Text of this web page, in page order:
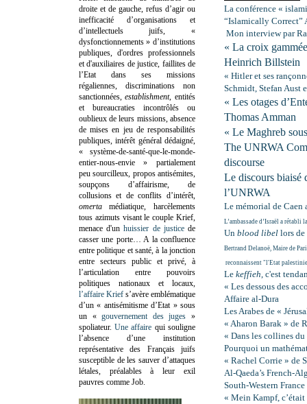
La conférence «
“Islamically Correct”
Mon interview par
« La croix
Heinrich Billstein
« Hitler et ses
Schmidt, Stefan Aust
« Les otages
Thomas Amman
« Le Maghreb
The UNRWA
discourse
Le discours biaisé
l’UNRWA
Le mémorial de Caen
L’ambassade d’Israël a rétabli
Un blood libel lors
Bertrand Delanoë, Maire de
reconnaissent "l'Etat
Le keffieh, c'est
« Les dessous des
Affaire al-Dura
Les Arabes de «
« Aharon Barak » de
« Dans les collines
Pourquoi un
« Rachel Corrie » de
Al-Qaeda’s French-
South-Western France
« Mein Kampf,
droite et de gauche, refus d’agir ou
inefficacité d’organisations et
d’intellectuels juifs, «
dysfonctionnements » d’institutions
publiques, d'ordres professionnels
et d'auxiliaires de justice, faillites de
l’Etat dans ses missions
régaliennes, discriminations non
sanctionnées,establishment, entités
et bureaucraties incontrôlés ou
oublieux de leurs missions, absence
de mises en jeu de responsabilités
publiques, intérêt général dédaigné,
« système-de-santé-que-le-monde-
entier-nous-envie » partialement
peu sourcilleux, propos antisémites,
soupçons d’affairisme, de
collusions et de conflits d’intérêt,
omertamédiatique, harcèlements
tous azimuts visant le couple Krief,
menace d'unhuissier de justicede
casser une porte… A la confluence
entre politique et santé, à la jonction
entre secteurs public et privé, à
l’articulation entre pouvoirs
politiques nationaux et locaux,
l’affaire Krief s’avère emblématique
d’un « antisémitisme d’Etat » sous
un «gouvernement des juges »
spoliateur.Une affaire qui souligne
l’absence d’une institution
représentative des Français juifs
susceptible de les sauver d’attaques
létales, préalables à leur exil
pauvres comme Job.